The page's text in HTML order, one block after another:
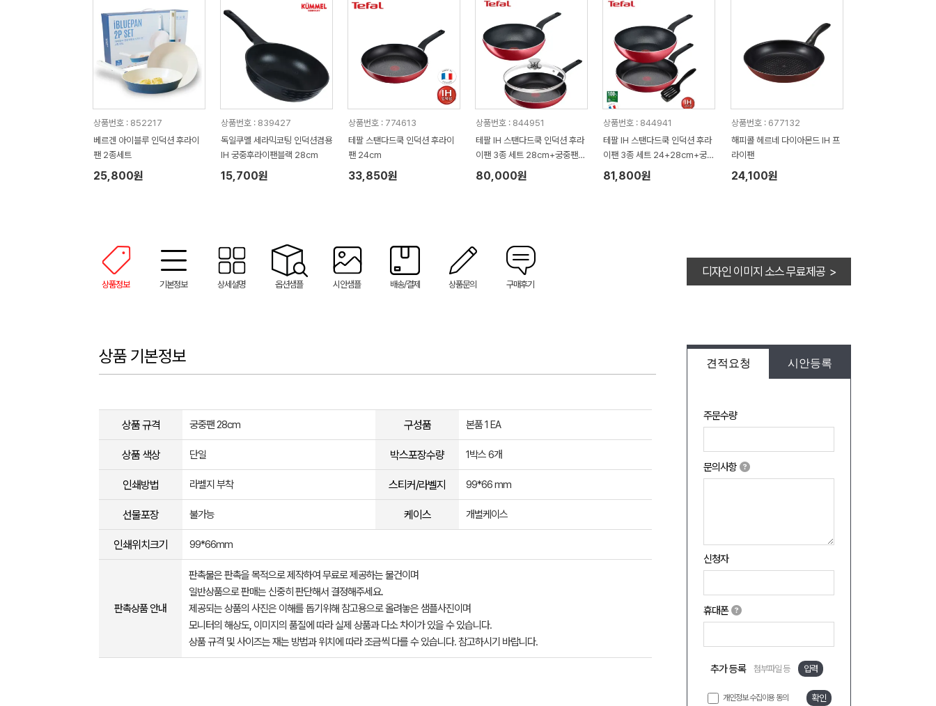
상품번호 : 852217
베르겐 아이블루 인덕션 후라이
팬 2종세트
25,800원
상품번호 : 839427
독일쿠멜 세라믹코팅 인덕션겸용
IH 궁중후라이팬블랙 28cm
15,700원
상품번호 : 774613
테팔 스탠다드쿡 인덕션 후라이
팬 24cm
33,850원
상품번호 : 844951
테팔 IH 스탠다드쿡 인덕션 후라
이팬 3종 세트 28cm+궁중팬2
8cm+유리뚜껑28cm
80,000원
상품번호 : 844941
테팔 IH 스탠다드쿡 인덕션 후라
이팬 3종 세트 24+28cm+궁중
팬28cm+뒤집개
81,800원
상품번호 : 677132
해피콜 헤르네 다이아몬드 IH 프
라이팬
24,100원
상품정보 기본정보 상세설명 옵션샘플 시안샘플 배송/결제 상품문의 구매후기
디자인 이미지 소스 무료제공 >
견적요청 시안등록
주문수량
문의사항
신청자
휴대폰
추가 등록 첨부파일 등 입력
개인정보 수집이용 동의 확인
상품 기본정보
상품 규격 궁중팬 28cm 구성품 본품 1 EA
상품 색상 단일 박스포장수량 1박스 6개
인쇄방법 라벨지 부착 스티커/라벨지 99*66 mm
선물포장 불가능 케이스 개별케이스
인쇄위치크기 99*66mm
판촉상품 안내
판촉물은 판촉을 목적으로 제작하여 무료로 제공하는 물건이며
일반상품으로 판매는 신중히 판단해서 결정해주세요.
제공되는 상품의 사진은 이해를 돕기위해 참고용으로 올려놓은 샘플사진이며
모니터의 해상도, 이미지의 품질에 따라 실제 상품과 다소 차이가 있을 수 있습니다.
상품 규격 및 사이즈는 재는 방법과 위치에 따라 조금씩 다를 수 있습니다. 참고하시기 바랍니다.